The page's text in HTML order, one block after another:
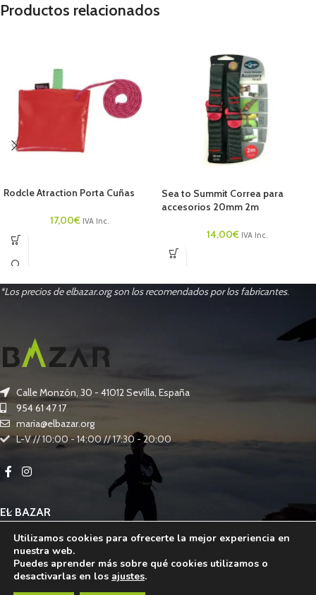
Productos relacionados
Rodcle Atraction Porta Cuñas
17,00€ IVA Inc.
Sea to Summit Correa para
accesorios 20mm 2m
14,00€ IVA Inc.
*Los precios de elbazar.org son los recomendados por los fabricantes.
Calle Monzón, 30 - 41012 Sevilla, España
954 61 47 17
maria@elbazar.org
L-V // 10:00 - 14:00 // 17:30 - 20:00
EL BAZAR
OTROS SERVICIOS
INFORMACIÓN LEGAL
Utilizamos cookies para ofrecerte la mejor experiencia en
nuestra web.
Puedes aprender más sobre qué cookies utilizamos o
desactivarlas en los ajustes.